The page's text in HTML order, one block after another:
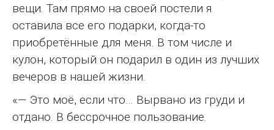
вещи. Там прямо на своей постели я
оставила все его подарки, когда-то
приобретённые для меня. В том числе и
кулон, который он подарил в один из лучших
вечеров в нашей жизни.
«— Это моё, если что… Вырвано из груди и
отдано. В бессрочное пользование.